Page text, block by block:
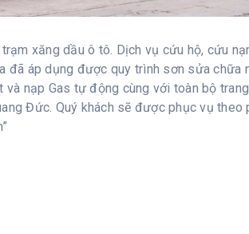
xăng dầu ô tô. Dịch vụ cứu hộ, cứu
đã áp dụng được quy trình sơn sửa chữa
nạp Gas tự động cùng với toàn bộ
Đức. Quý khách sẽ được phục vụ theo